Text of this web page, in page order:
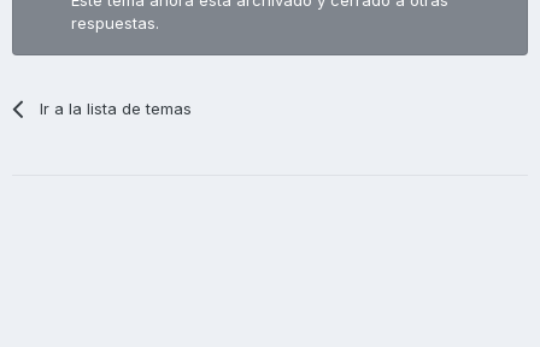
respuestas.
Ir a la lista de temas